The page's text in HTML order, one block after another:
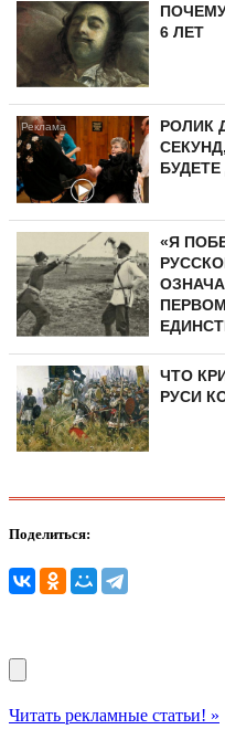
6 ЛЕТ
РОЛИК
«Я
ЧТО
РУСИ
Поделиться:
Читать рекламные статьи! »